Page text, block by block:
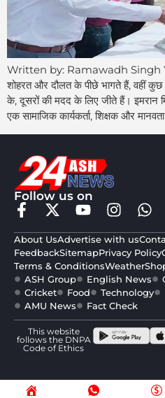
Written by: Ramawadh Singh
शोहरत और दौलत के पीछे भागते हैं, वहीं कुछ
के, दूसरों की मदद के लिए जीते हैं। इमरान
एक सामाजिक कार्यकर्ता, शिक्षक और
Follow us on
About UsAdvertise with us
FeedbackSitemapPrivacy Policy
Terms & ConditionsWeather
ASH Group
English News
Cricket
Food Technology
AMU News
Fact Check
This website
follows the DNPA
Code of Ethics